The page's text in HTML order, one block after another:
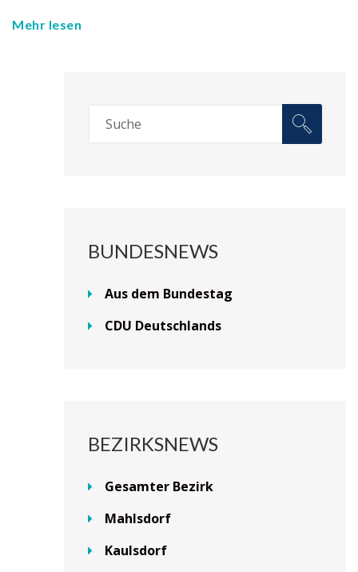
Mehr lesen
BUNDESNEWS
Aus dem Bundestag
CDU Deutschlands
BEZIRKSNEWS
Gesamter Bezirk
Mahlsdorf
Kaulsdorf